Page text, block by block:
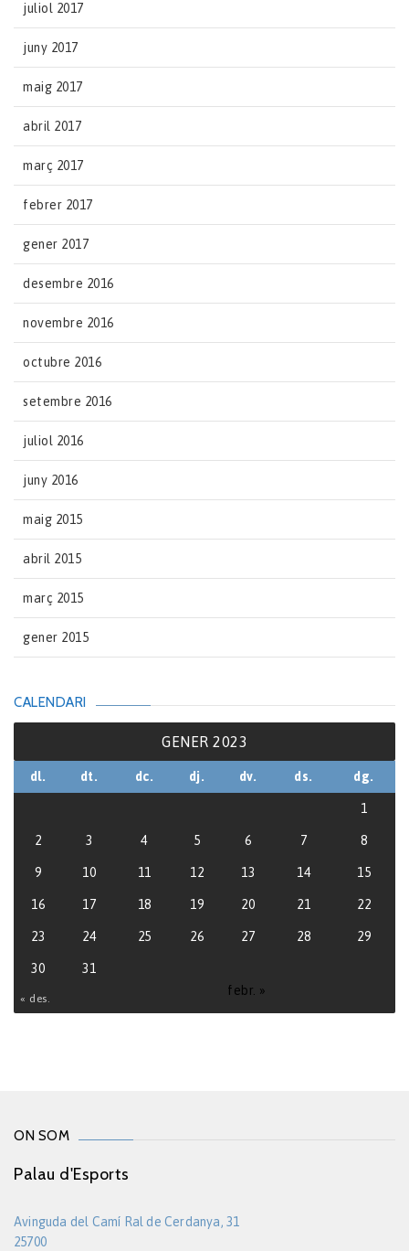
juliol 2017
juny 2017
maig 2017
abril 2017
març 2017
febrer 2017
gener 2017
desembre 2016
novembre 2016
octubre 2016
setembre 2016
juliol 2016
juny 2016
maig 2015
abril 2015
març 2015
gener 2015
CALENDARI
GENER 2023
dl. dt. dc. dj. dv. ds. dg.
« des.
febr. »
1
2 3 4 5 6 7 8
9 10 11 12 13 14 15
16 17 18 19 20 21 22
23 24 25 26 27 28 29
30 31
ON SOM
Palau d'Esports
Avinguda del Camí Ral de Cerdanya, 31
25700